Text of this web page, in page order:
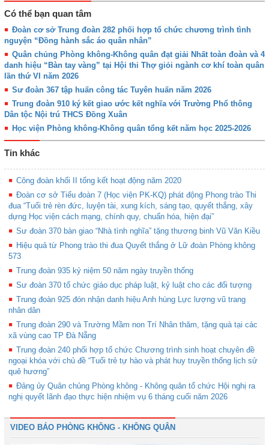
Có thể bạn quan tâm
Đoàn cơ sở Trung đoàn 282 phối hợp tổ chức chương trình tình
nguyện “Đồng hành sắc áo quân nhân”
Quân chủng Phòng không-Không quân đạt giải Nhất toàn đoàn và 4
danh hiệu “Bàn tay vàng” tại Hội thi Thợ giỏi ngành cơ khí toàn quân
lần thứ VI năm 2026
Sư đoàn 367 tập huấn công tác Tuyên huấn năm 2026
Trung đoàn 910 ký kết giao ước kết nghĩa với Trường Phổ thông
Dân tộc Nội trú THCS Đồng Xuân
Học viện Phòng không-Không quân tổng kết năm học 2025-2026
Tin khác
Công đoàn khối II tổng kết hoạt động năm 2020
Đoàn cơ sở Tiểu đoàn 7 (Học viện PK-KQ) phát động Phong trào Thi
đua “Tuổi trẻ rèn đức, luyện tài, xung kích, sáng tạo, quyết thắng, xây
dựng Học viện cách mạng, chính quy, chuẩn hóa, hiện đại”
Sư đoàn 370 bàn giao “Nhà tình nghĩa” tặng thương binh Vũ Văn Kiều
Hiệu quả từ Phong trào thi đua Quyết thắng ở Lữ đoàn Phòng không
573
Trung đoàn 935 kỷ niệm 50 năm ngày truyền thống
Sư đoàn 370 tổ chức giáo dục pháp luật, kỷ luật cho các đối tượng
Trung đoàn 925 đón nhận danh hiệu Anh hùng Lực lượng vũ trang
nhân dân
Trung đoàn 290 và Trường Mầm non Trí Nhân thăm, tặng quà tại các
xã vùng cao TP Đà Nẵng
Trung đoàn 240 phối hợp tổ chức Chương trình sinh hoạt chuyên đề
ngoại khóa với chủ đề “Tuổi trẻ tự hào và phát huy truyền thống lịch sử
quê hương”
Đảng ủy Quân chủng Phòng không - Không quân tổ chức Hội nghị ra
nghị quyết lãnh đạo thực hiện nhiệm vụ 6 tháng cuối năm 2026
VIDEO BÁO PHÒNG KHÔNG - KHÔNG QUÂN